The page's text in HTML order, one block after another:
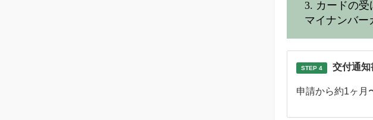
3. カードの
マイナンバー
STEP 4 交付通知
申請から約1ヶ月